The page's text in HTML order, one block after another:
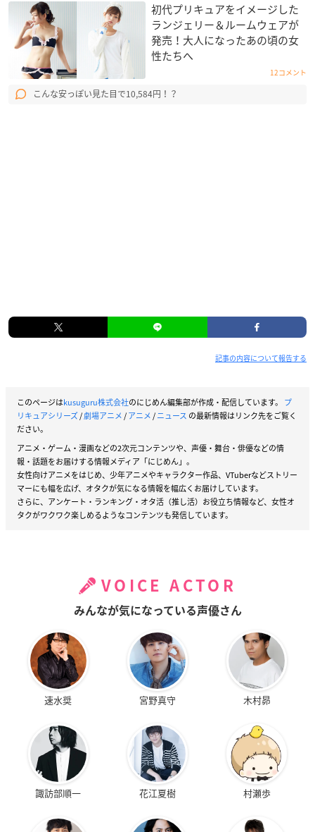
初代プリキュアをイメージした
ランジェリー＆ルームウェアが
発売！大人になったあの頃の女
性たちへ
12コメント
こんな安っぽい見た目で10,584円！？
記事の内容について報告する
このページはkusuguru株式会社のにじめん編集部が作成・配信しています。 プ
リキュアシリーズ/劇場アニメ/アニメ/ニュース の最新情報はリンク先をご覧く
ださい。
アニメ・ゲーム・漫画などの2次元コンテンツや、声優・舞台・俳優などの情
報・話題をお届けする情報メディア「にじめん」。
女性向けアニメをはじめ、少年アニメやキャラクター作品、VTuberなどストリー
マーにも幅を広げ、オタクが気になる情報を幅広くお届けしています。
さらに、アンケート・ランキング・オタ活（推し活）お役立ち情報など、女性オ
タクがワクワク楽しめるようなコンテンツも発信しています。
VOICE ACTOR
みんなが気になっている声優さん
速水奨 宮野真守 木村昴
諏訪部順一 花江夏樹 村瀬歩